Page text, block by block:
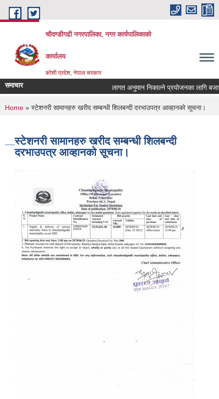
Skip to main content
चौदण्डीगढी नगरपालिका, नगर कार्यपालिकाको
कार्यालय
कोशी प्रदेश, नेपाल सरकार
समाचार लागत अनुमान निकाल्ने प्रयोजनका लागि बजार
खोपकर्ता (भ्याक्सिनेटर) आवश्यकता सम्वन्धी
You are here
Home » स्टेशनरी सामानहरु खरीद सम्बन्धी शिलबन्दी दरभाउपत्र आव्हानको सूचना।
स्टेशनरी सामानहरु खरीद सम्बन्धी शिलबन्दी
दरभाउपत्र आव्हानको सूचना।